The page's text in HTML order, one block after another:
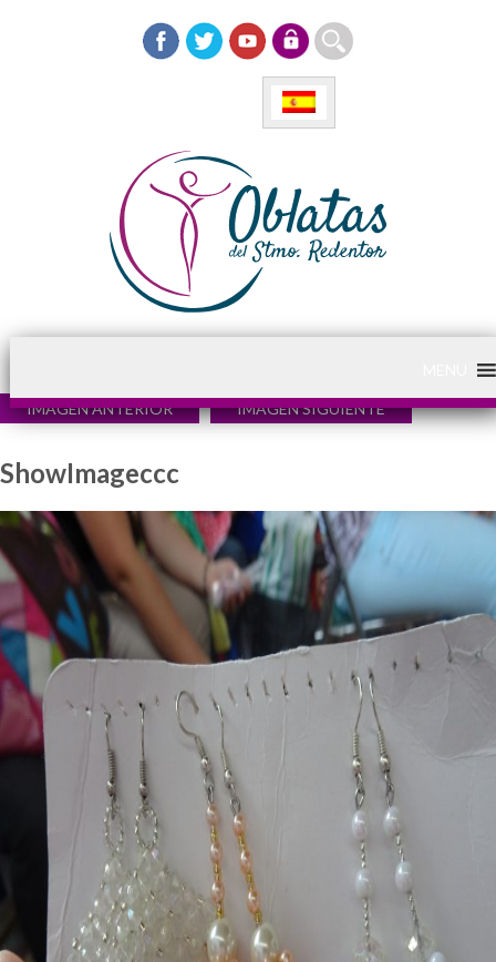
IMAGEN ANTERIOR IMAGEN SIGUIENTE
ShowImageccc